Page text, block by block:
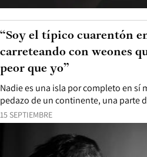
15 SEPTIEMBRE
Nadie es una isla por completo en sí
pedazo de un continente, una parte
“Soy el típico cuarentón
carreteando con weones
peor que yo”